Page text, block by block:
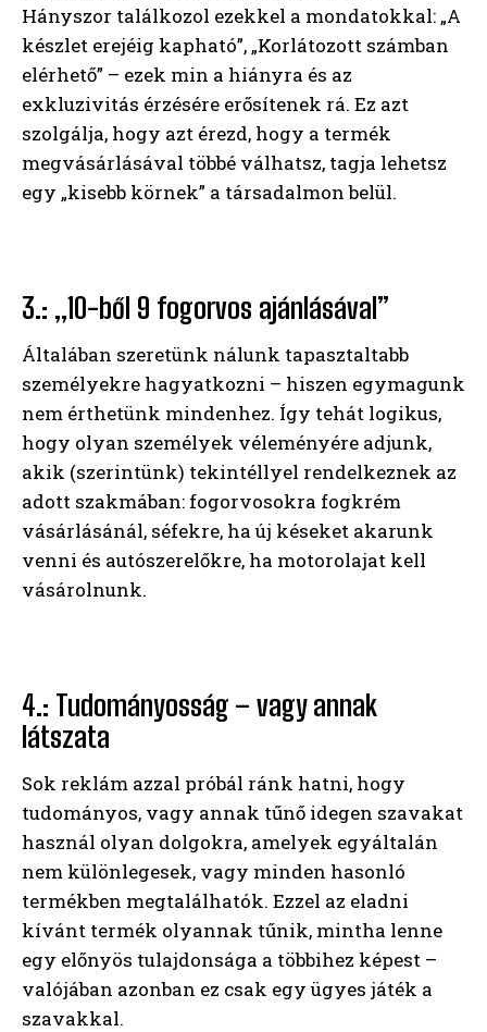
Hányszor találkozol ezekkel a mondatokkal: „A
készlet erejéig kapható”, „Korlátozott számban
elérhető” – ezek min a hiányra és az
exkluzivitás érzésére erősítenek rá. Ez azt
szolgálja, hogy azt érezd, hogy a termék
megvásárlásával többé válhatsz, tagja lehetsz
egy „kisebb körnek” a társadalmon belül.
3.: „10-ből 9 fogorvos ajánlásával”
Általában szeretünk nálunk tapasztaltabb
személyekre hagyatkozni – hiszen egymagunk
nem érthetünk mindenhez. Így tehát logikus,
hogy olyan személyek véleményére adjunk,
akik (szerintünk) tekintéllyel rendelkeznek az
adott szakmában: fogorvosokra fogkrém
vásárlásánál, séfekre, ha új késeket akarunk
venni és autószerelőkre, ha motorolajat kell
vásárolnunk.
4.: Tudományosság – vagy annak
látszata
Sok reklám azzal próbál ránk hatni, hogy
tudományos, vagy annak tűnő idegen szavakat
használ olyan dolgokra, amelyek egyáltalán
nem különlegesek, vagy minden hasonló
termékben megtalálhatók. Ezzel az eladni
kívánt termék olyannak tűnik, mintha lenne
egy előnyös tulajdonsága a többihez képest –
valójában azonban ez csak egy ügyes játék a
szavakkal.